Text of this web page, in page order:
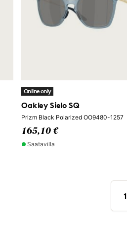
Online only
Oakley Sielo SQ
Prizm Black Polarized OO9480-1257
165,10 €
Saatavilla
1